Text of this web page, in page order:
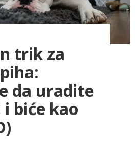
trik za
da uradite
i biće kao